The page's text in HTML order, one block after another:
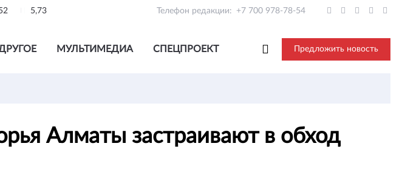
5,73 Телефон редакции: +7 700 978-78-54
МУЛЬТИМЕДИА СПЕЦПРОЕКТ Предложить новость
Алматы застраивают в обход